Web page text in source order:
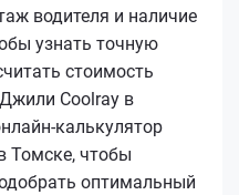
водителя и наличие
узнать точную
стоимость
Coolray в
калькулятор
Томске, чтобы
оптимальный